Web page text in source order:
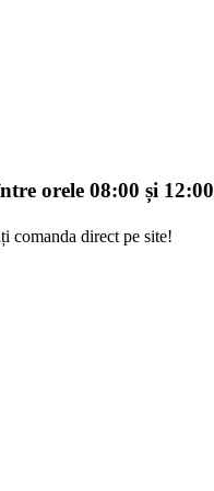
orele 08:00 și 12:00
comanda direct pe site!